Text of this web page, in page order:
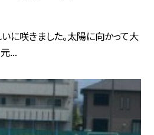
に咲きました。太陽に向かって大
...